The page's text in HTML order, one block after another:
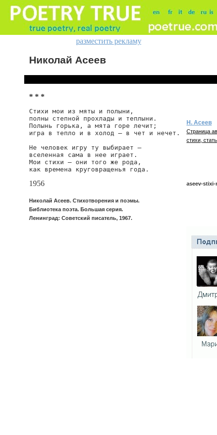
разместить рекламу
Николай Асеев
* * *
Стихи мои из мяты и полыни,
полны степной прохлады и теплыни.
Полынь горька, а мята горе лечит;
игра в тепло и в холод — в чет и нечет.
Не человек игру ту выбирает —
вселенная сама в нее играет.
Мои стихи — они того же рода,
как времена круговращенья года.
1956
Николай Асеев. Стихотворения и поэмы.
Библиотека поэта. Большая серия.
Ленинград: Советский писатель, 1967.
Н. Асеев
Страница
стихи,
aseev-